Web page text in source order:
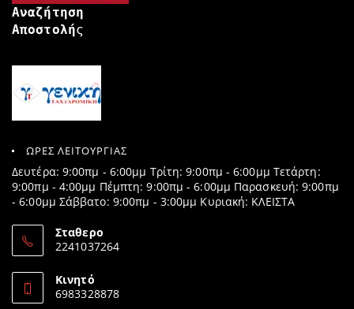
Αναζήτηση
Αποστολής
ΩΡΕΣ ΛΕΙΤΟΥΡΓΙΑΣ
Δευτέρα: 9:00πμ - 6:00μμ Τρίτη: 9:00πμ - 6:00μμ Τετάρτη:
9:00πμ - 4:00μμ Πέμπτη: 9:00πμ - 6:00μμ Παρασκευή: 9:00πμ
- 6:00μμ Σάββατο: 9:00πμ - 3:00μμ Κυριακή: ΚΛΕΙΣΤΑ
Σταθερο
2241037264
in
your
Κινητό
6983328878